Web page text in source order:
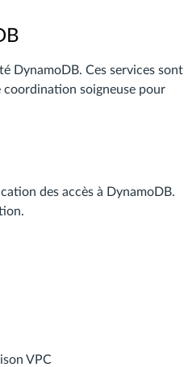
DynamoDB. Ces services sont
soigneuse pour
des accès à DynamoDB.
VPC